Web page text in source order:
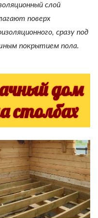
слой
поверх
сразу под
покрытием пола.
дом
столбах